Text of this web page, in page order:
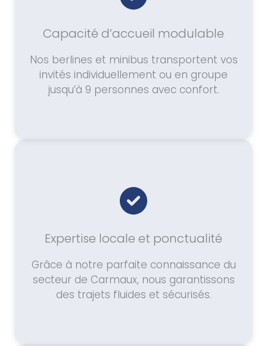
Capacité d’accueil modulable
Nos berlines et minibus transportent vos
invités individuellement ou en groupe
jusqu’à 9 personnes avec confort.
Expertise locale et ponctualité
Grâce à notre parfaite connaissance du
secteur de Carmaux, nous garantissons
des trajets fluides et sécurisés.